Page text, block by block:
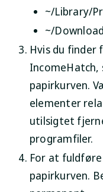
~/Library/
~/
Hvis du finder
papirkurven.
elementer
utilsigtet
programfiler.
For at
papirkurven.